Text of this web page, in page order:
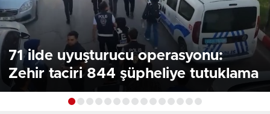
71 ilde uyuşturucu operasyonu:
Zehir taciri 844 şüpheliye tutuklama